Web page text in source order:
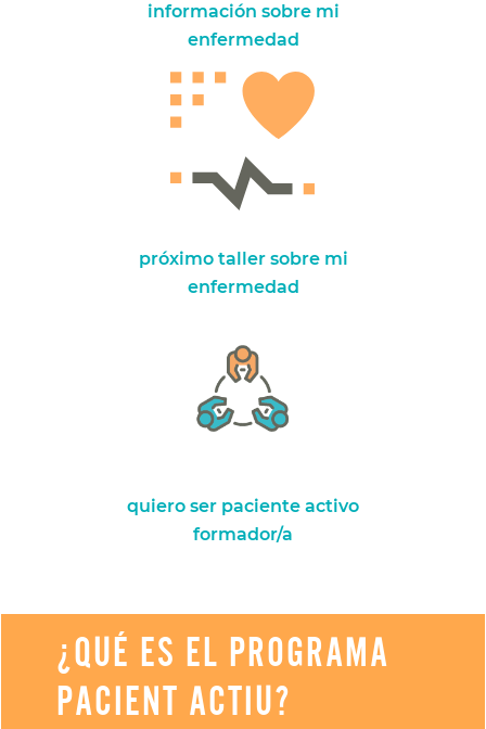
información sobre mi
enfermedad
próximo taller sobre mi
enfermedad
quiero ser paciente activo
formador/a
¿QUÉ ES EL PROGRAMA
PACIENT ACTIU?